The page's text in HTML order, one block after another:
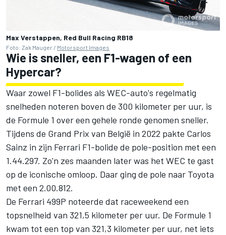
Max Verstappen, Red Bull Racing RB18
Foto: Zak Mauger / Motorsport Images
Wie is sneller, een F1-wagen of een
Hypercar?
Waar zowel F1-bolides als WEC-auto's regelmatig
snelheden noteren boven de 300 kilometer per uur, is
de Formule 1 over een gehele ronde genomen sneller.
Tijdens de Grand Prix van België in 2022 pakte Carlos
Sainz in zijn Ferrari F1-bolide de pole-position met een
1.44.297. Zo'n zes maanden later was het WEC te gast
op de iconische omloop. Daar ging de pole naar Toyota
met een 2.00.812.
De Ferrari 499P noteerde dat raceweekend een
topsnelheid van 321,5 kilometer per uur. De Formule 1
kwam tot een top van 321,3 kilometer per uur, net iets